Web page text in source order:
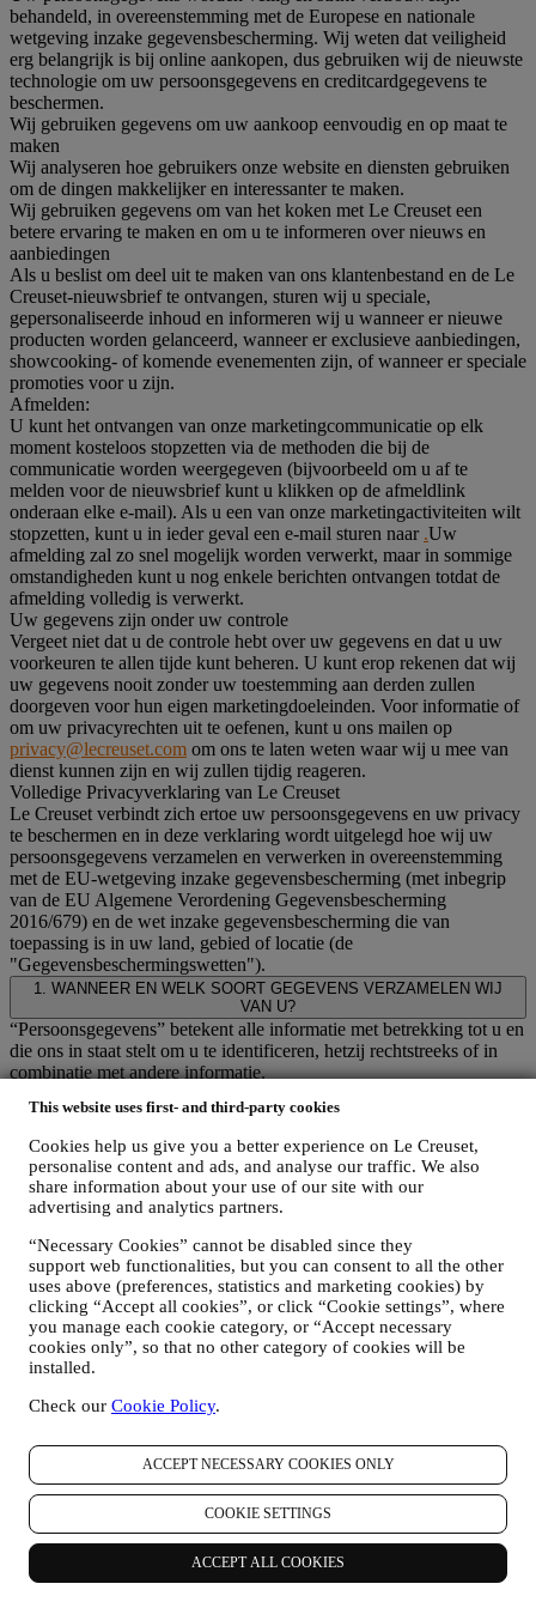
This website uses first- and third-party cookies
Cookies help us give you a better experience on Le Creuset,
personalise content and ads, and analyse our traffic. We also
share information about your use of our site with our
advertising and analytics partners.
“Necessary Cookies” cannot be disabled since they
support web functionalities, but you can consent to all the other
uses above (preferences, statistics and marketing cookies) by
clicking “Accept all cookies”, or click “Cookie settings”, where
you manage each cookie category, or “Accept necessary
cookies only”, so that no other category of cookies will be
installed.
Check our Cookie Policy.
ACCEPT NECESSARY COOKIES ONLY
COOKIE SETTINGS
ACCEPT ALL COOKIES
behandeld, in overeenstemming met de Europese en nationale
wetgeving inzake gegevensbescherming. Wij weten dat veiligheid
erg belangrijk is bij online aankopen, dus gebruiken wij de nieuwste
technologie om uw persoonsgegevens en creditcardgegevens te
beschermen.
Wij gebruiken gegevens om uw aankoop eenvoudig en op maat te
maken
Wij analyseren hoe gebruikers onze website en diensten gebruiken
om de dingen makkelijker en interessanter te maken.
Wij gebruiken gegevens om van het koken met Le Creuset een
betere ervaring te maken en om u te informeren over nieuws en
aanbiedingen
Als u beslist om deel uit te maken van ons klantenbestand en de Le
Creuset-nieuwsbrief te ontvangen, sturen wij u speciale,
gepersonaliseerde inhoud en informeren wij u wanneer er nieuwe
producten worden gelanceerd, wanneer er exclusieve aanbiedingen,
showcooking- of komende evenementen zijn, of wanneer er speciale
promoties voor u zijn.
Afmelden:
U kunt het ontvangen van onze marketingcommunicatie op elk
moment kosteloos stopzetten via de methoden die bij de
communicatie worden weergegeven (bijvoorbeeld om u af te
melden voor de nieuwsbrief kunt u klikken op de afmeldlink
onderaan elke e-mail). Als u een van onze marketingactiviteiten wilt
stopzetten, kunt u in ieder geval een e-mail sturen naar .Uw
afmelding zal zo snel mogelijk worden verwerkt, maar in sommige
omstandigheden kunt u nog enkele berichten ontvangen totdat de
afmelding volledig is verwerkt.
Uw gegevens zijn onder uw controle
Vergeet niet dat u de controle hebt over uw gegevens en dat u uw
voorkeuren te allen tijde kunt beheren. U kunt erop rekenen dat wij
uw gegevens nooit zonder uw toestemming aan derden zullen
doorgeven voor hun eigen marketingdoeleinden. Voor informatie of
om uw privacyrechten uit te oefenen, kunt u ons mailen op
privacy@lecreuset.com om ons te laten weten waar wij u mee van
dienst kunnen zijn en wij zullen tijdig reageren.
Volledige Privacyverklaring van Le Creuset
Le Creuset verbindt zich ertoe uw persoonsgegevens en uw privacy
te beschermen en in deze verklaring wordt uitgelegd hoe wij uw
persoonsgegevens verzamelen en verwerken in overeenstemming
met de EU-wetgeving inzake gegevensbescherming (met inbegrip
van de EU Algemene Verordening Gegevensbescherming
2016/679) en de wet inzake gegevensbescherming die van
toepassing is in uw land, gebied of locatie (de
"Gegevensbeschermingswetten").
1. WANNEER EN WELK SOORT GEGEVENS VERZAMELEN WIJ
VAN U?
“Persoonsgegevens” betekent alle informatie met betrekking tot u en
die ons in staat stelt om u te identificeren, hetzij rechtstreeks of in
combinatie met andere informatie.
verzamelen niet bewust gegevens met betrekking tot kinderen.
Wij kunnen persoonsgegevens van u verzamelen wanneer u onze
website gebruikt (de "Website"), een Le Creuset-account aanmaakt,
een Le Creuset-product koopt op de Website of in onze Le Creuset
Winkels (Signature Boutiques en Outlet Winkels) of wanneer u zich
aanmeldt voor onze marketingcommunicatie. De persoonsgegevens
kunnen betrekking hebben op:
Naam, voornaam, e-mailadres, geboortedatum en andere
contactgegevens (adres, telefoonnummer), om een Le
Creuset-account aan te maken of als gastgebruiker te kopen,
of om u aan te melden voor onze marketingcommunicatie
online of in onze winkels;
aankoop, leveringsgegevens, product- en betalingsgegevens,
gegevens over uw online browsegeschiedenis (bv. online-
identificatienummers - zoals uw IP-adres, browserversie,
besturingssysteem, duur van het bezoek, terugkerende
gebruiker, geografische oorsprong), verzameld tijdens uw
bezoeken aan de Website (ongeacht of u een geregistreerde
gebruiker bent of niet), door gebruik te maken van logs en/of
traceringstechnologieën zoals “cookies” (voor informatie over